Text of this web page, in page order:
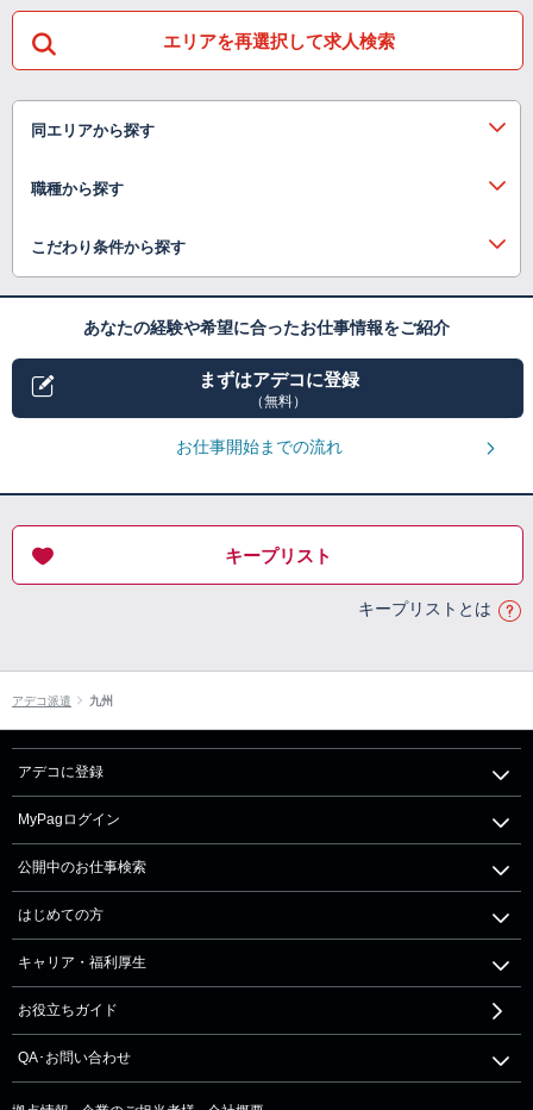
エリアを再選択して求人検索
同エリアから探す
職種から探す
こだわり条件から探す
あなたの経験や希望に合ったお仕事情報をご紹介
まずはアデコに登録
（無料）
お仕事開始までの流れ
キープリスト
キープリストとは
アデコ派遣 九州
アデコに登録
MyPagログイン
公開中のお仕事検索
はじめての方
キャリア・福利厚生
お役立ちガイド
QA･お問い合わせ